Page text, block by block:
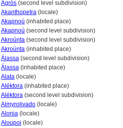
Agrós (second level subdivision)
Akanthopetra (locale)
Akapnoú (inhabited place)
Akapnoú (second level subdivision)
Akroúnta (second level subdivision)
Akroúnta (inhabited place)
Álassa (second level subdivision)
Álassa (inhabited place)
Alata (locale)
Aléktora (inhabited place)
Aléktora (second level subdivision)
Almyrolivado (locale)
Alonia (locale)
Aloupoi (locale)